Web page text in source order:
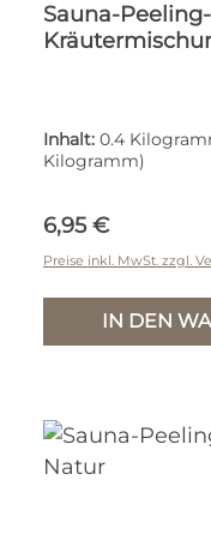
Sauna-
Inhalt: 0.4
Kilogramm)
Regulärer Preis:
6,95 €
Preise inkl. MwSt. zzgl.
IN DEN